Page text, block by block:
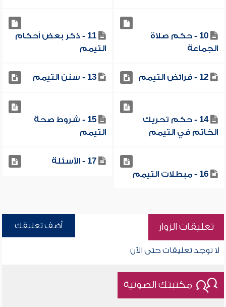
10 - حكم صلاة
الجماعة
11 - ذكر بعض أحكام
التيمم
12 - فرائض التيمم 13 - سنن التيمم
14 - حكم تحريك
الخاتم في التيمم
15 - شروط صحة
التيمم
16 - مبطلات التيمم
17 - الأسئلة
تعليقات الزوار أضف تعليقك
لا توجد تعليقات حتى الآن
مكتبتك الصوتية